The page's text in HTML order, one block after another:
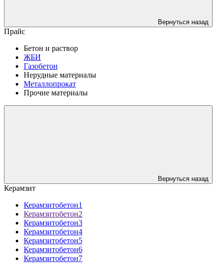
Вернуться назад
Прайс
Бетон и раствор
ЖБИ
Газобетон
Нерудные материалы
Металлопрокат
Прочие материалы
Вернуться назад
Керамзит
Керамзитобетон1
Керамзитобетон2
Керамзитобетон3
Керамзитобетон4
Керамзитобетон5
Керамзитобетон6
Керамзитобетон7